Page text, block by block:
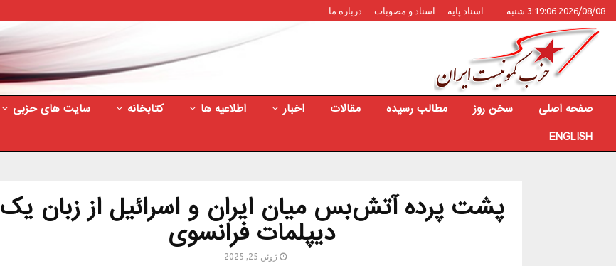
2026/08/08 3:19:06 شنبه اسناد پایه اسناد و مصوبات درباره ما
صفحه اصلی سخن روز مطالب رسیده مقالات اخبار اطلاعیه ها کتابخانه سایت های حزبی
ENGLISH
پشت پرده آتش‌بس میان ایران و اسرائیل از زبان یک
دیپلمات فرانسوی
ژوئن 25, 2025